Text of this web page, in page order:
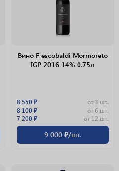
Вино Frescobaldi Mormoreto
IGP 2016 14% 0.75л
8 550 ₽
от 3 шт.
8 100 ₽
от 6 шт.
7 200 ₽
от 12 шт.
9 000 ₽/шт.